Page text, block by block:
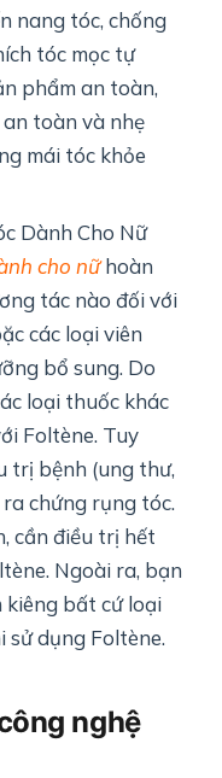
nang tóc, chống
tóc mọc tự
phẩm an toàn,
toàn và nhẹ
mái tóc khỏe
Dành Cho Nữ
cho nữhoàn
tác nào đối với
các loại viên
bổ sung. Do
loại thuốc khác
Foltène. Tuy
trị bệnh (ung thư,
chứng rụng tóc.
cần điều trị hết
Ngoài ra, bạn
kiêng bất cứ loại
dụng Foltène.
nghệ